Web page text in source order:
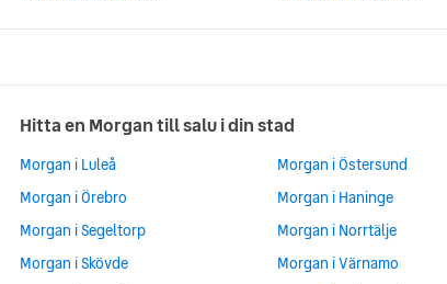
Hitta en Morgan till salu i din stad
Morgan i Luleå
Morgan i Örebro
Morgan i Segeltorp
Morgan i Skövde
Morgan i Östersund
Morgan i Haninge
Morgan i Norrtälje
Morgan i Värnamo